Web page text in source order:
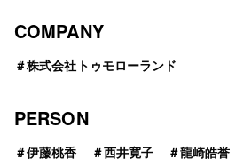
COMPANY
＃株式会社トゥモローランド
PERSON
＃伊藤桃香 ＃西井寛子 ＃龍崎皓誉